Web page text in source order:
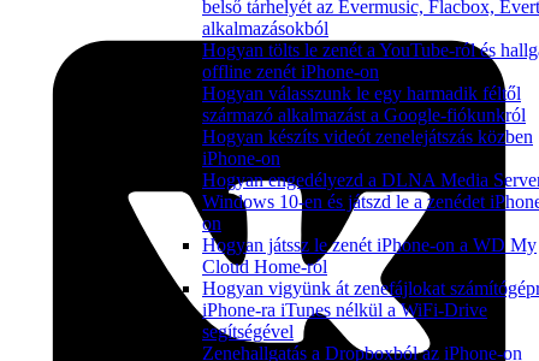
belső tárhelyét az Evermusic, Flacbox,
alkalmazásokból
Hogyan tölts le zenét a YouTube-ról és
offline zenét iPhone-on
Hogyan válasszunk le egy harmadik féltől
származó alkalmazást a Google-fiókunkról
Hogyan készíts videót zenelejátszás közben
iPhone-on
Hogyan engedélyezd a DLNA Media
Windows 10-en és játszd le a zenédet
on
Hogyan játssz le zenét iPhone-on a WD My
Cloud Home-ról
Hogyan vigyünk át zenefájlokat
iPhone-ra iTunes nélkül a WiFi-Drive
segítségével
Zenehallgatás a Dropboxból az iPhone-on